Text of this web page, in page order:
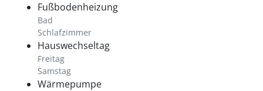
Fußbodenheizung
Bad
Schlafzimmer
Hauswechseltag
Freitag
Samstag
Wärmepumpe